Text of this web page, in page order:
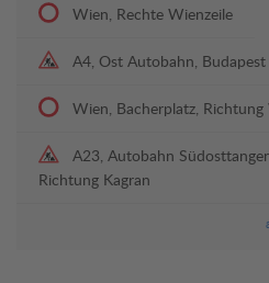
Wien, Rechte Wienzeile
A4, Ost Autobahn,
Wien, Bacherplatz, Richtung
A23, Autobahn
Richtung Kagran